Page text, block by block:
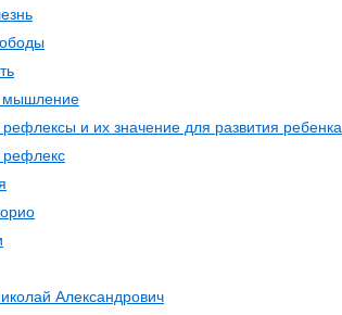
мышление
и их значение для развития ребенка
рефлекс
Александрович